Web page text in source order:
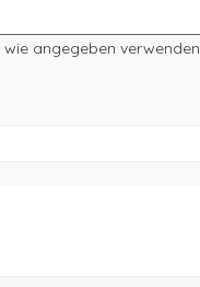
angegeben verwenden